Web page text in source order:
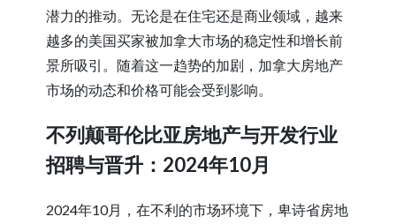
潜力的推动。无论是在住宅还是商业领域，越来
越多的美国买家被加拿大市场的稳定性和增长前
景所吸引。随着这一趋势的加剧，加拿大房地产
市场的动态和价格可能会受到影响。
不列颠哥伦比亚房地产与开发行业
招聘与晋升：2024年10月
2024年10月，在不利的市场环境下，卑诗省房地